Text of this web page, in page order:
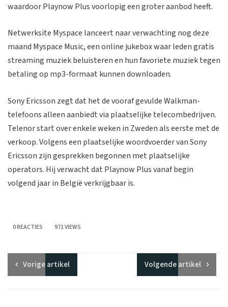
waardoor Playnow Plus voorlopig een groter aanbod heeft.
Netwerksite Myspace lanceert naar verwachting nog deze
maand Myspace Music, een online jukebox waar leden gratis
streaming muziek beluisteren en hun favoriete muziek tegen
betaling op mp3-formaat kunnen downloaden.
Sony Ericsson zegt dat het de vooraf gevulde Walkman-
telefoons alleen aanbiedt via plaatselijke telecombedrijven.
Telenor start over enkele weken in Zweden als eerste met de
verkoop. Volgens een plaatselijke woordvoerder van Sony
Ericsson zijn gesprekken begonnen met plaatselijke
operators. Hij verwacht dat Playnow Plus vanaf begin
volgend jaar in België verkrijgbaar is.
0 REACTIES 971 VIEWS
Vorigeartikel Volgendeartikel